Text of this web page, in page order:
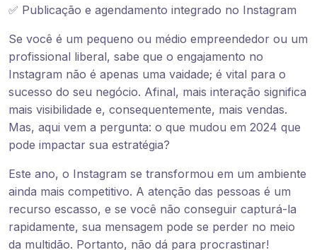
✅ Publicação e agendamento integrado no Instagram
Se você é um pequeno ou médio empreendedor ou um
profissional liberal, sabe que o engajamento no
Instagram não é apenas uma vaidade; é vital para o
sucesso do seu negócio. Afinal, mais interação significa
mais visibilidade e, consequentemente, mais vendas.
Mas, aqui vem a pergunta: o que mudou em 2024 que
pode impactar sua estratégia?
Este ano, o Instagram se transformou em um ambiente
ainda mais competitivo. A atenção das pessoas é um
recurso escasso, e se você não conseguir capturá-la
rapidamente, sua mensagem pode se perder no meio
da multidão. Portanto, não dá para procrastinar!